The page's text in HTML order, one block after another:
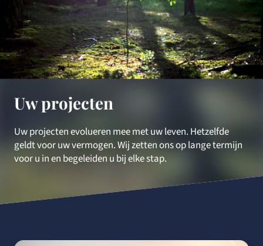
Uw projecten
Uw projecten evolueren mee met uw leven. Hetzelfde
geldt voor uw vermogen. Wij zetten ons op lange termijn
voor u in en begeleiden u bij elke stap.